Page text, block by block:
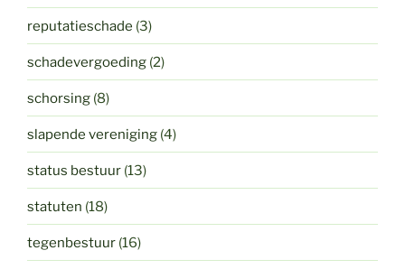
reputatieschade (3)
schadevergoeding (2)
schorsing (8)
slapende vereniging (4)
status bestuur (13)
statuten (18)
tegenbestuur (16)